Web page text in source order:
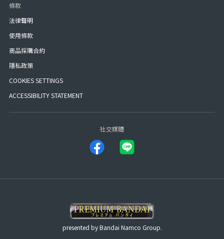
條款
法律聲明
使用條款
商品採購合約
隱私政策
COOKIES SETTINGS
ACCESSIBILITY STATEMENT
社交媒體
presented by Bandai Namco Group.